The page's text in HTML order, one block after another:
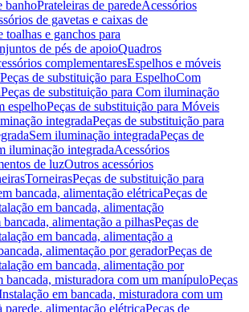
banhoPrateleiras de paredeAcessórios
de gavetas e caixas de
toalhas e ganchos para
de pés de apoioQuadros
complementaresEspelhos e móveis
Peças de substituição para EspelhoCom
Peças de substituição para Com iluminação
espelhoPeças de substituição para Móveis
integradaPeças de substituição para
Sem iluminação integradaPeças de
iluminação integradaAcessórios
de luzOutros acessórios
TorneirasPeças de substituição para
bancada, alimentação elétricaPeças de
em bancada, alimentação
bancada, alimentação a pilhasPeças de
em bancada, alimentação a
alimentação por geradorPeças de
em bancada, alimentação por
bancada, misturadora com um manípuloPeças
em bancada, misturadora com um
parede, alimentação elétricaPeças de